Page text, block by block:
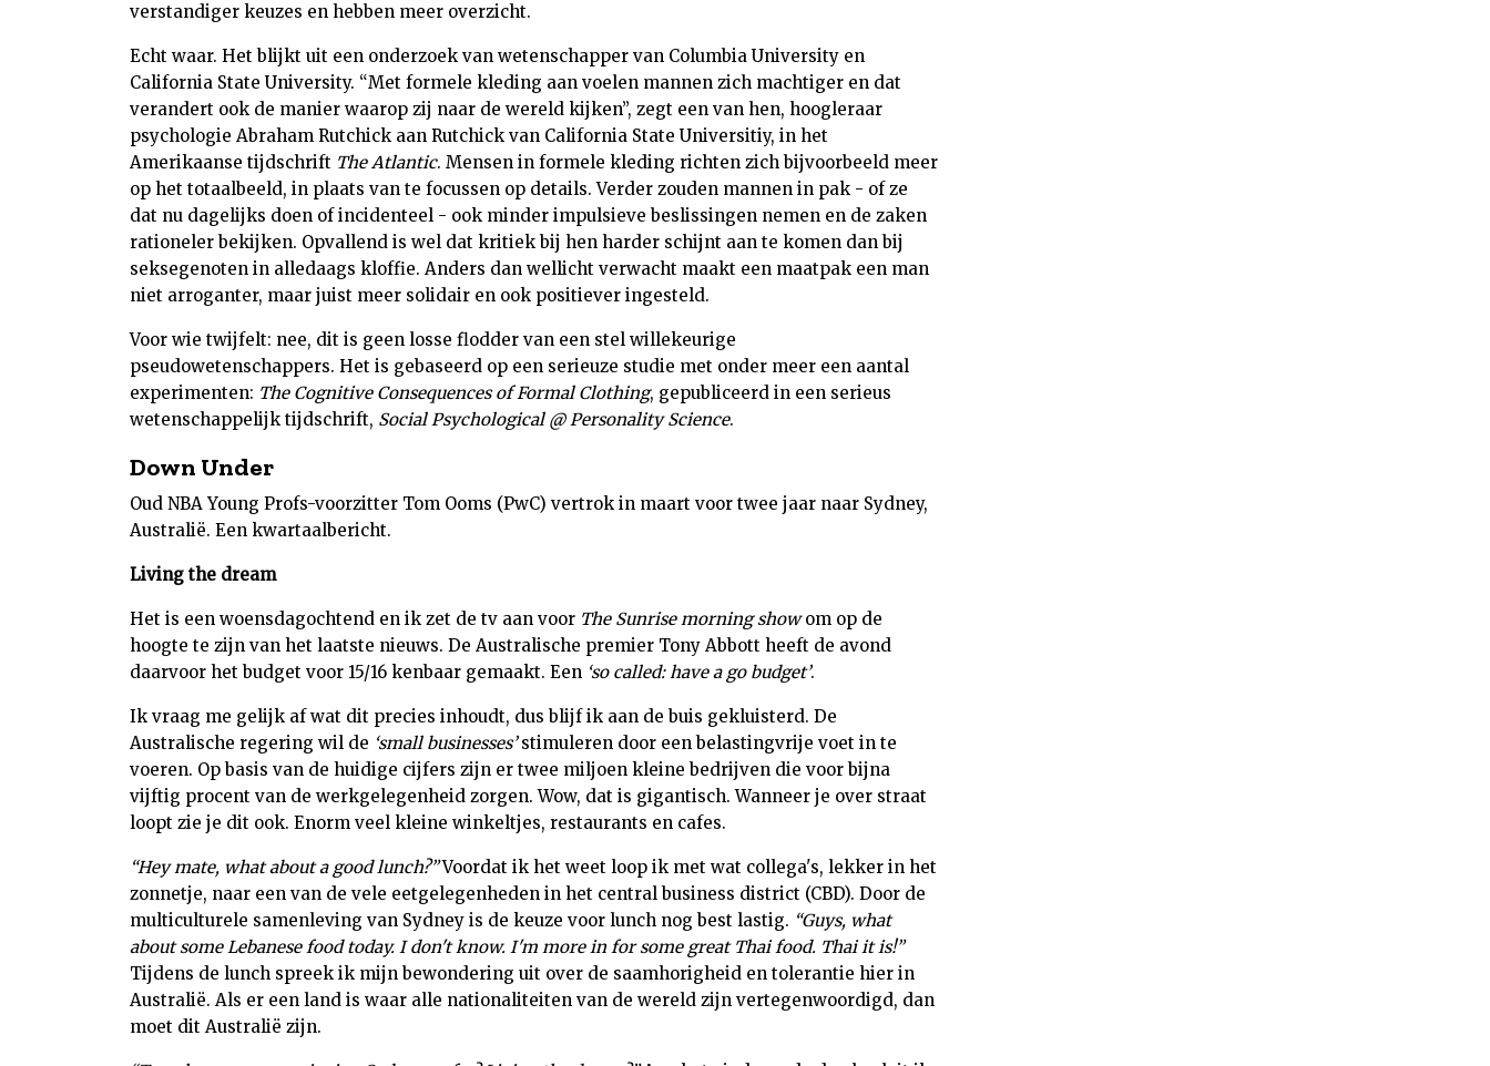
verstandiger keuzes en hebben meer overzicht.
Echt waar. Het blijkt uit een onderzoek van wetenschapper van Columbia University en
California State University. “Met formele kleding aan voelen mannen zich machtiger en dat
verandert ook de manier waarop zij naar de wereld kijken”, zegt een van hen, hoogleraar
psychologie Abraham Rutchick aan Rutchick van California State Universitiy, in het
Amerikaanse tijdschrift The Atlantic. Mensen in formele kleding richten zich bijvoorbeeld meer
op het totaalbeeld, in plaats van te focussen op details. Verder zouden mannen in pak - of ze
dat nu dagelijks doen of incidenteel - ook minder impulsieve beslissingen nemen en de zaken
rationeler bekijken. Opvallend is wel dat kritiek bij hen harder schijnt aan te komen dan bij
seksegenoten in alledaags kloffie. Anders dan wellicht verwacht maakt een maatpak een man
niet arroganter, maar juist meer solidair en ook positiever ingesteld.
Voor wie twijfelt: nee, dit is geen losse flodder van een stel willekeurige
pseudowetenschappers. Het is gebaseerd op een serieuze studie met onder meer een aantal
experimenten: The Cognitive Consequences of Formal Clothing, gepubliceerd in een serieus
wetenschappelijk tijdschrift, Social Psychological @ Personality Science.
Down Under
Oud NBA Young Profs-voorzitter Tom Ooms (PwC) vertrok in maart voor twee jaar naar Sydney,
Australië. Een kwartaalbericht.
Living the dream
Het is een woensdagochtend en ik zet de tv aan voor The Sunrise morning showom op de
hoogte te zijn van het laatste nieuws. De Australische premier Tony Abbott heeft de avond
daarvoor het budget voor 15/16 kenbaar gemaakt. Een ‘so called: have a go budget’.
Ik vraag me gelijk af wat dit precies inhoudt, dus blijf ik aan de buis gekluisterd. De
Australische regering wil de ‘small businesses’stimuleren door een belastingvrije voet in te
voeren. Op basis van de huidige cijfers zijn er twee miljoen kleine bedrijven die voor bijna
vijftig procent van de werkgelegenheid zorgen. Wow, dat is gigantisch. Wanneer je over straat
loopt zie je dit ook. Enorm veel kleine winkeltjes, restaurants en cafes.
“Hey mate, what about a good lunch?”Voordat ik het weet loop ik met wat collega's, lekker in het
zonnetje, naar een van de vele eetgelegenheden in het central business district (CBD). Door de
multiculturele samenleving van Sydney is de keuze voor lunch nog best lastig. “Guys, what
about some Lebanese food today. I don't know. I'm more in for some great Thai food. Thai it is!”
Tijdens de lunch spreek ik mijn bewondering uit over de saamhorigheid en tolerantie hier in
Australië. Als er een land is waar alle nationaliteiten van de wereld zijn vertegenwoordigd, dan
moet dit Australië zijn.